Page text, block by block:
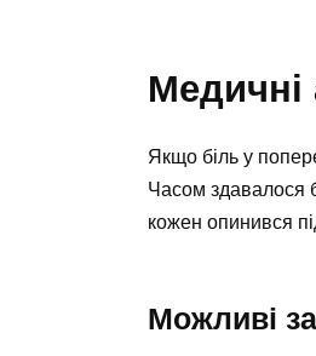
Медичні
Якщо біль у
Часом здавалося
кожен опинився
Можливі